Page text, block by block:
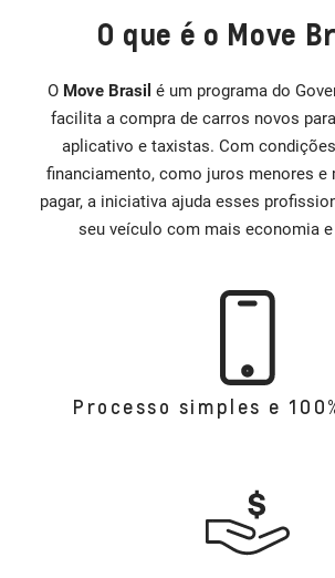
O que é o Move
O Move Brasil é um programa do
facilita a compra de carros novos
aplicativo e taxistas. Com
financiamento, como juros menores e
pagar, a iniciativa ajuda esses
seu veículo com mais economia e
Processo simples e